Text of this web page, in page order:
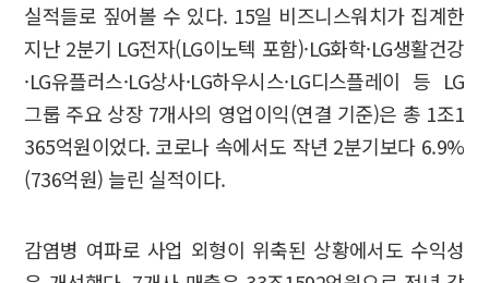
실적들로 짚어볼 수 있다. 15일 비즈니스워치가 집계한
지난 2분기 LG전자(LG이노텍 포함)·LG화학·LG생활건강
·LG유플러스·LG상사·LG하우시스·LG디스플레이 등 LG
그룹 주요 상장 7개사의 영업이익(연결 기준)은 총 1조1
365억원이었다. 코로나 속에서도 작년 2분기보다 6.9%
(736억원) 늘린 실적이다.
감염병 여파로 사업 외형이 위축된 상황에서도 수익성